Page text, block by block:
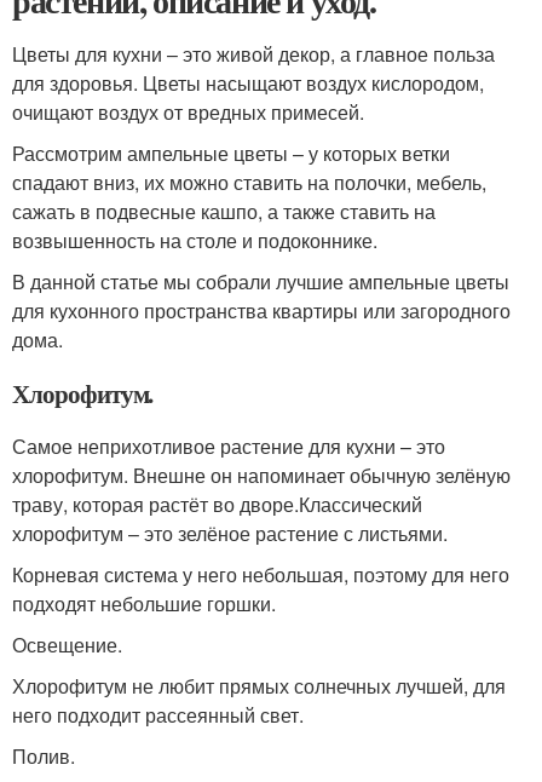
Цветы для кухни – это живой декор, а главное польза
для здоровья. Цветы насыщают воздух кислородом,
очищают воздух от вредных примесей.
Рассмотрим ампельные цветы – у которых ветки
спадают вниз, их можно ставить на полочки, мебель,
сажать в подвесные кашпо, а также ставить на
возвышенность на столе и подоконнике.
В данной статье мы собрали лучшие ампельные цветы
для кухонного пространства квартиры или загородного
дома.
Хлорофитум.
Самое неприхотливое растение для кухни – это
хлорофитум. Внешне он напоминает обычную зелёную
траву, которая растёт во дворе.Классический
хлорофитум – это зелёное растение с листьями.
Корневая система у него небольшая, поэтому для него
подходят небольшие горшки.
Освещение.
Хлорофитум не любит прямых солнечных лучшей, для
него подходит рассеянный свет.
Полив.